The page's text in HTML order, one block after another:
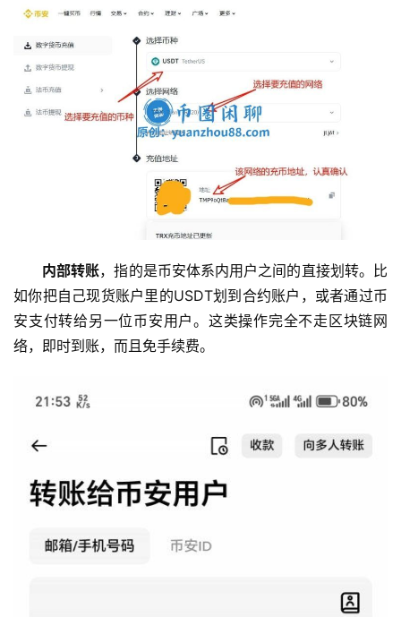
内部转账，指的是币安体系内用户之间的直接划转。比
如你把自己现货账户里的USDT划到合约账户，或者通过币
安支付转给另一位币安用户。这类操作完全不走区块链网
络，即时到账，而且免手续费。